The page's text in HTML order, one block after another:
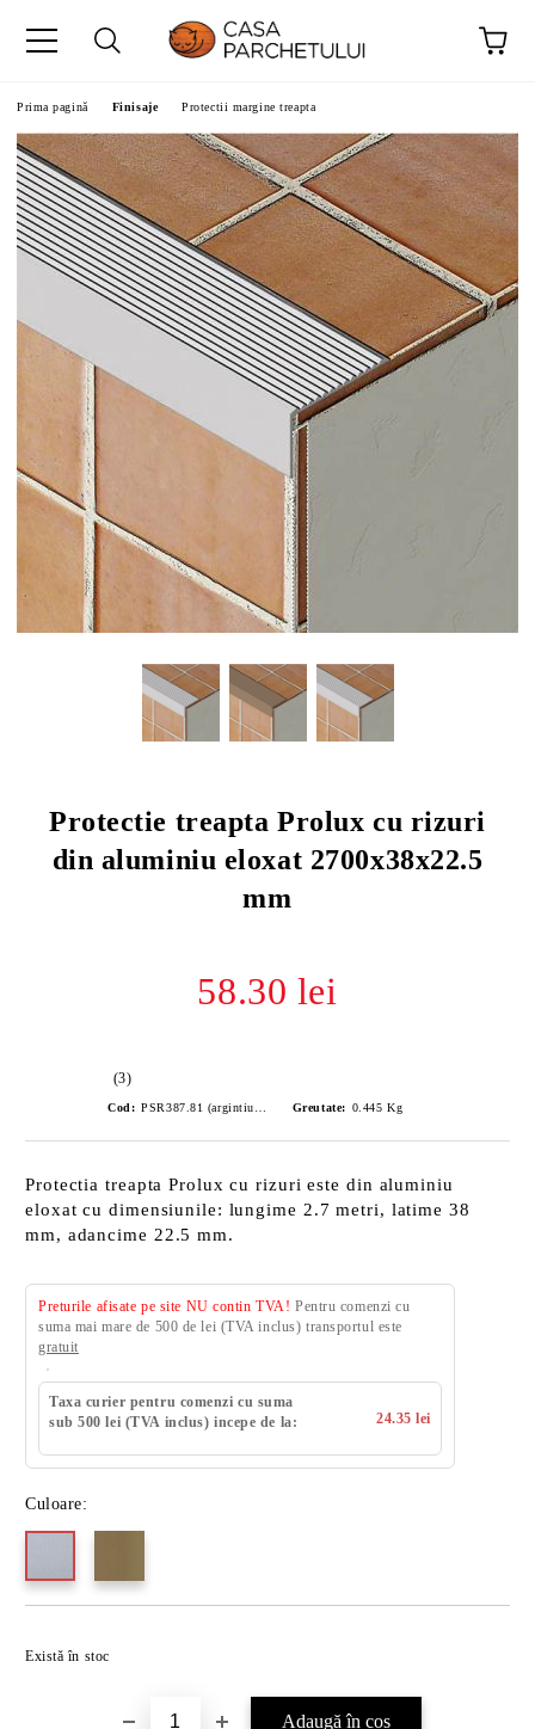
Prima pagină Finisaje Protectii margine treapta
Protectie treapta Prolux cu rizuri
din aluminiu eloxat 2700x38x22.5
mm
58.30 lei
(3)
Cod: Greutate: 0.445 Kg
Protectia treapta Prolux cu rizuri este din aluminiu
eloxat cu dimensiunile: lungime 2.7 metri, latime 38
mm, adancime 22.5 mm.
Preturile afisate pe site NU contin TVA! Pentru comenzi cu
suma mai mare de 500 de lei (TVA inclus) transportul este
gratuit
Taxa curier pentru comenzi cu suma
sub 500 lei (TVA inclus) incepe de la:
24.35 lei
Culoare:
Există în stoc